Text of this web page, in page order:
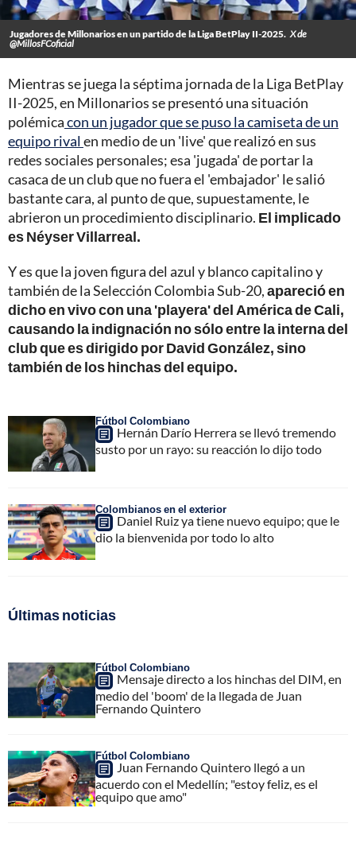
Jugadores de Millonarios en un partido de la Liga BetPlay II-2025. X de
@MillosFCoficial
Mientras se juega la séptima jornada de la Liga BetPlay
II-2025, en Millonarios se presentó una situación
polémicacon un jugador que se puso la camiseta de un
equipo rivalen medio de un 'live' que realizó en sus
redes sociales personales; esa 'jugada' de portar la
casaca de un club que no fuera el 'embajador' le salió
bastante cara, al punto de que, supuestamente, le
abrieron un procedimiento disciplinario. El implicado
es Néyser Villarreal.
Y es que la joven figura del azul y blanco capitalino y
también de la Selección Colombia Sub-20,apareció en
dicho en vivo con una 'playera' del América de Cali,
causando la indignación no sólo entre la interna del
club que es dirigido por David González, sino
también de los hinchas del equipo.
Fútbol Colombiano
Hernán Darío Herrera se llevó tremendo
susto por un rayo: su reacción lo dijo todo
Colombianos en el exterior
Daniel Ruiz ya tiene nuevo equipo; que le
dio la bienvenida por todo lo alto
Últimas noticias
Fútbol Colombiano
Mensaje directo a los hinchas del DIM, en
medio del 'boom' de la llegada de Juan
Fernando Quintero
Fútbol Colombiano
Juan Fernando Quintero llegó a un
acuerdo con el Medellín; "estoy feliz, es el
equipo que amo"